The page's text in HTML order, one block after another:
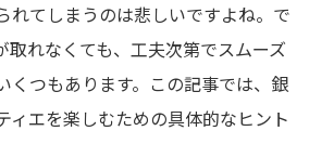
れてしまうのは悲しいですよね。で
取れなくても、工夫次第でスムーズ
くつもあります。この記事では、銀
ィエを楽しむための具体的なヒント